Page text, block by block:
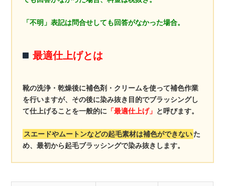
「不明」表記は問合せしても回答がなかった場合。
最適仕上げとは
靴の洗浄・乾燥後に補色剤・クリームを使って補色作業
を行いますが、その後に染み抜き目的でブラッシングし
て仕上げることを一般的に 「最適仕上げ」 と呼びます。
スエードやムートンなどの起毛素材は補色ができないた
め、最初から起毛ブラッシングで染み抜きします。